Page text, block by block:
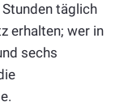
täglich
erhalten; wer in
sechs